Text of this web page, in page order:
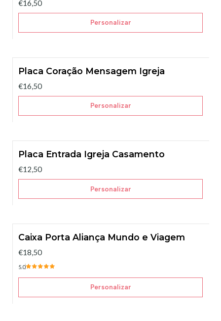
€16,50
Personalizar
Placa Coração Mensagem Igreja
€16,50
Personalizar
Placa Entrada Igreja Casamento
€12,50
Personalizar
Caixa Porta Aliança Mundo e Viagem
€18,50
5.0
Personalizar